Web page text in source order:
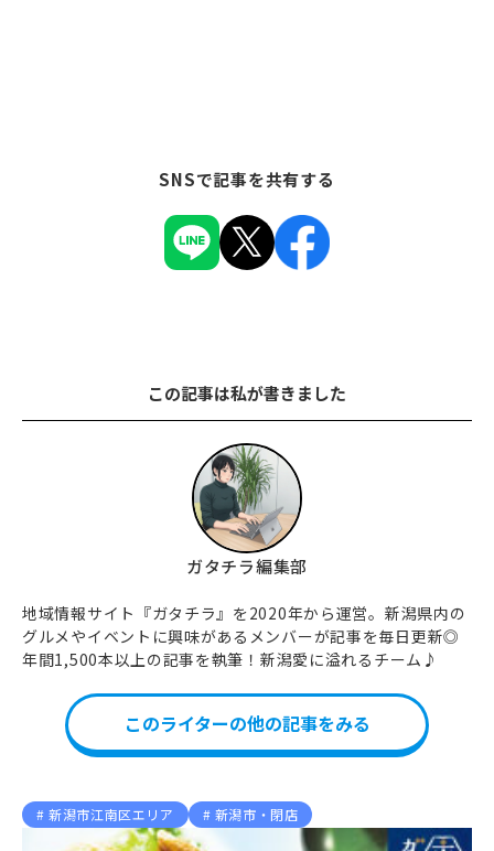
SNSで記事を共有する
この記事は私が書きました
ガタチラ編集部
地域情報サイト『ガタチラ』を2020年から運営。新潟県内の
グルメやイベントに興味があるメンバーが記事を毎日更新◎
年間1,500本以上の記事を執筆！新潟愛に溢れるチーム♪
このライターの他の記事をみる
新潟市江南区エリア 新潟市・閉店